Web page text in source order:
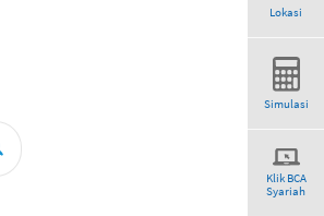
Lokasi
Simulasi
Klik BCA
Syariah